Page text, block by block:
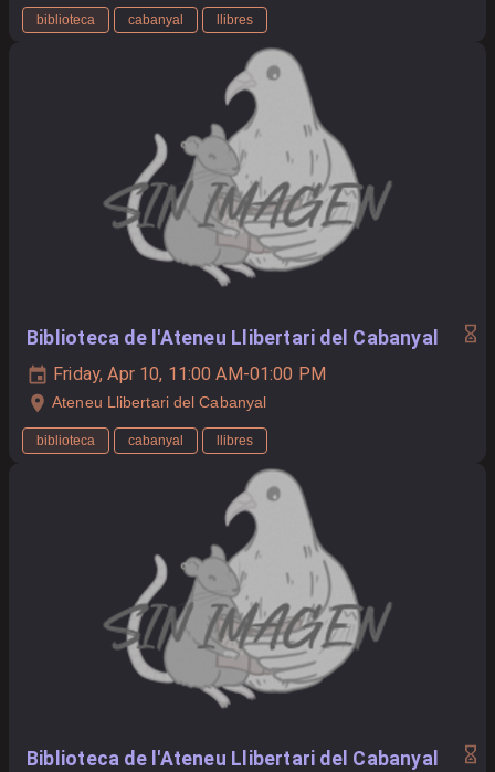
biblioteca cabanyal llibres
Biblioteca de l'Ateneu Llibertari del Cabanyal
Friday, Apr 10, 11:00 AM-01:00 PM
Ateneu Llibertari del Cabanyal
biblioteca cabanyal llibres
Biblioteca de l'Ateneu Llibertari del Cabanyal